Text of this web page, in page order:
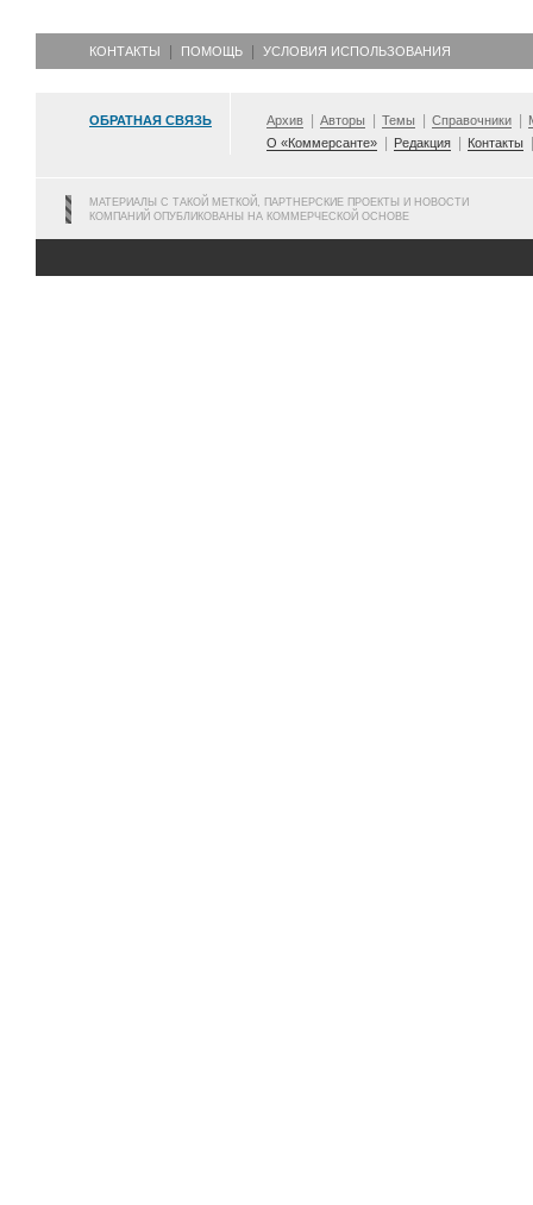
КОНТАКТЫ ПОМОЩЬ УСЛОВИЯ ИСПОЛЬЗОВАНИЯ
ОБРАТНАЯ СВЯЗЬ Архив Авторы Темы Справочники
О «Коммерсанте»
Редакция Контакты
МАТЕРИАЛЫ С ТАКОЙ МЕТКОЙ, ПАРТНЕРСКИЕ ПРОЕКТЫ И НОВОСТИ
КОМПАНИЙ ОПУБЛИКОВАНЫ НА КОММЕРЧЕСКОЙ ОСНОВЕ